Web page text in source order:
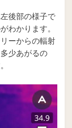
後部の様子で
わかります。
ーからの輻射
少あがるの